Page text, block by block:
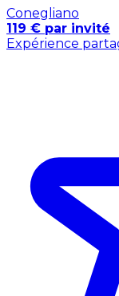
Conegliano
119 € par invité
Expérience